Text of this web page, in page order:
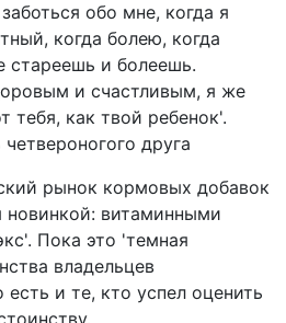
обо мне, когда я
когда болею, когда
стареешь и болеешь.
и счастливым, я же
тебя, как твой ребенок'.
друга
рынок кормовых добавок
новинкой: витаминными
Пока это 'темная
владельцев
есть и те, кто успел оценить